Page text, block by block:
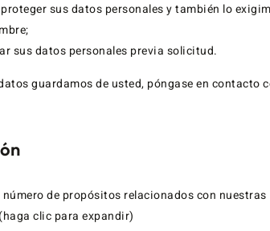
sus datos personales y también lo
sus datos personales previa solicitud.
guardamos de usted, póngase en contacto
de propósitos relacionados con nuestras
clic para expandir)